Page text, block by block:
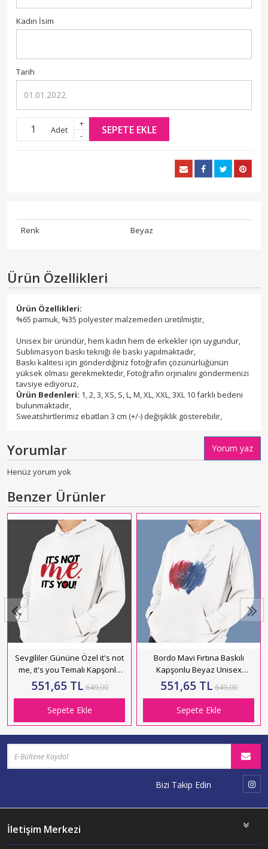
Kadın İsim
Tarih
Adet
+
-
SEPETE EKLE
Renk Beyaz
Ürün Özellikleri
Ürün Özellikleri:
%65 pamuk, %35 polyester malzemeden üretilmiştir,
Unisex bir üründür, hem kadın hem de erkekler için uygundur,
Sublimasyon baskı tekniği ile baskı yapılmaktadır,
Baskı kalitesi için gönderdiğiniz fotoğrafın çözünürlüğünün
yüksek olması gerekmektedir, Fotoğrafın orjinalini göndermenizi
tavsiye ediyoruz,
Ürün Bedenleri: 1, 2, 3, XS, S, L, M, XL, XXL, 3XL 10 farklı bedeni
bulunmaktadır,
Sweatshirtlerimiz ebatları 3 cm (+/-) değişiklik gösterebilir,
Yorumlar Yorum yaz
Henüz yorum yok
Benzer Ürünler
Sevgililer Gününe Özel it's not
me, it's you Temalı Kapşonlu
Beyaz Unisex Sweatshirt
HK2523
551,65 TL 649,00
Sepete Ekle
Bordo Mavi Fırtına Baskılı
Kapşonlu Beyaz Unisex
Sweatshirt HK2161
551,65 TL 649,00
Sepete Ekle
Bizi Takip Edin
İletişim Merkezi